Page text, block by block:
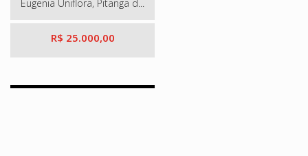
Eugenia Uniflora, Pitanga d...
R$ 25.000,00